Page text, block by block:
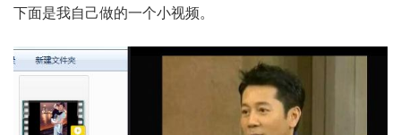
下面是我自己做的一个小视频。